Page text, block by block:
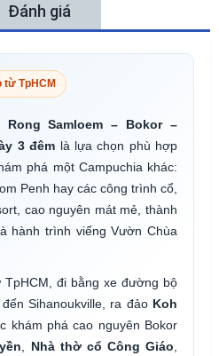
Đánh giá
từ TpHCM
Rong Samloem – Bokor –
3 đêm là lựa chọn phù hợp
phá một Campuchia khác:
Penh hay các công trình cổ,
cao nguyên mát mẻ, thành
hành trình viếng Vườn Chùa
đi bằng xe đường bộ
Sihanoukville, ra đảo Koh
khám phá cao nguyên Bokor
Nhà thờ cổ Công Giáo